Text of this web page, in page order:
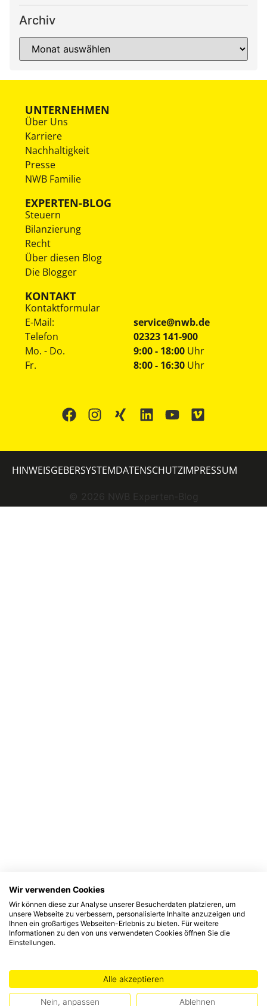
Archiv
UNTERNEHMEN
Über Uns
Karriere
Nachhaltigkeit
Presse
NWB Familie
EXPERTEN-BLOG
Steuern
Bilanzierung
Recht
Über diesen Blog
Die Blogger
KONTAKT
Kontaktformular
E-Mail:
service@nwb.de
Telefon
02323 141-900
Mo. - Do.
Fr.
9:00 - 18:00 Uhr
8:00 - 16:30 Uhr
© 2026 NWB Experten-Blog
HINWEISGEBERSYSTEMDATENSCHUTZIMPRESSUM
Wir verwenden Cookies
Wir können diese zur Analyse unserer Besucherdaten platzieren, um
unsere Webseite zu verbessern, personalisierte Inhalte anzuzeigen und
Ihnen ein großartiges Webseiten-Erlebnis zu bieten. Für weitere
Informationen zu den von uns verwendeten Cookies öffnen Sie die
Einstellungen.
Alle akzeptieren
Nein, anpassen Ablehnen